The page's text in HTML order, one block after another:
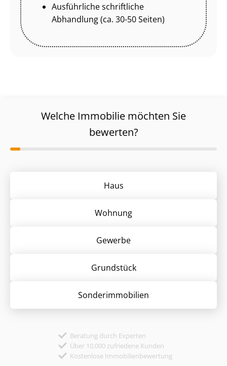
Ausführliche schriftliche
Abhandlung (ca. 30-50 Seiten)
Welche Immobilie möchten Sie
bewerten?
Haus
Wohnung
Gewerbe
Grund­stück
Sonder­immobilien
Beratung durch Experten
Über 10.000 zufriedene Kunden
Kostenlose Immobilienbewertung